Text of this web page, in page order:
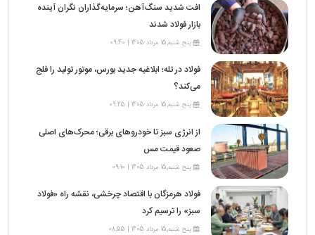
افت شدید سنگ‌آهن؛ سرمایه‌گذاران نگران آینده
بازار فولاد شدند
پنج شنبه,15 مرداد 1405 | 09:40
فولاد در تله؛ ابلاغیه جدید بورس، موتور تولید را فلج
می‌کند؟
پنج شنبه,15 مرداد 1405 | 09:25
از انرژی سبز تا خودروهای برقی؛ محرک‌های اصلی
صعود قیمت مس
پنج شنبه,15 مرداد 1405 | 09:10
فولاد هرمزگان با اقتصاد چرخشی، نقشه راه «فولاد
سبز» را ترسیم کرد
پنج شنبه,15 مرداد 1405 | 08:55